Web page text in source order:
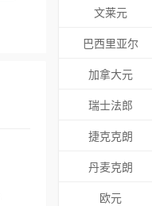
文莱元
巴西里亚尔
加拿大元
瑞士法郎
捷克克朗
丹麦克朗
欧元